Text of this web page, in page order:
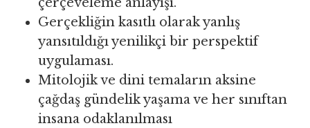
Gerçekliğin kasıtlı olarak yanlış
yansıtıldığı yenilikçi bir perspektif
uygulaması.
Mitolojik ve dini temaların aksine
çağdaş gündelik yaşama ve her sınıftan
insana odaklanılması